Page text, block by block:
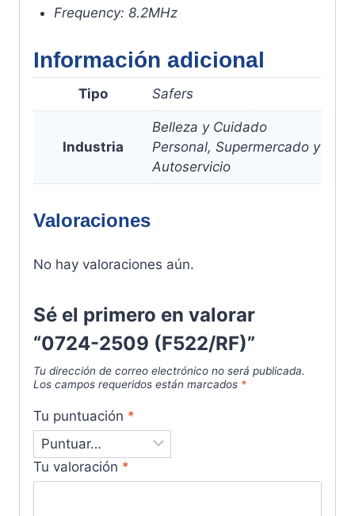
Frequency: 8.2MHz
Información adicional
Tipo Safers
Industria
Belleza y Cuidado
Personal, Supermercado y
Autoservicio
Valoraciones
No hay valoraciones aún.
Sé el primero en valorar
“0724-2509 (F522/RF)”
Tu dirección de correo electrónico no será publicada.
Los campos requeridos están marcados *
Tu puntuación *
Tu valoración *